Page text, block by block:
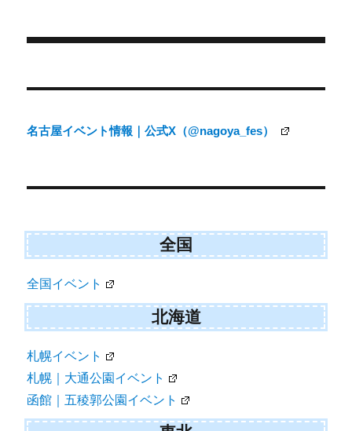
r
稿
ビ
ー
ョ
ン
名古屋イベント情報｜公式X（@nagoya_fes）
全国
全国イベント
北海道
札幌イベント
札幌｜大通公園イベント
函館｜五稜郭公園イベント